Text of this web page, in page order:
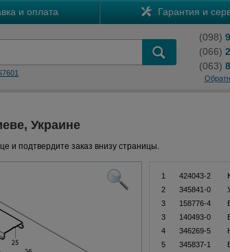
и оплата Гарантия и
(098)
(066)
(063)
Украине
и подтвердите заказ внизу страницы.
1 424043-2
2
345841-0
3
158776-4
3
140493-0
4
346269-5
5
345837-1